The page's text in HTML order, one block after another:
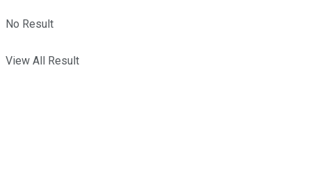
No Result
View All Result